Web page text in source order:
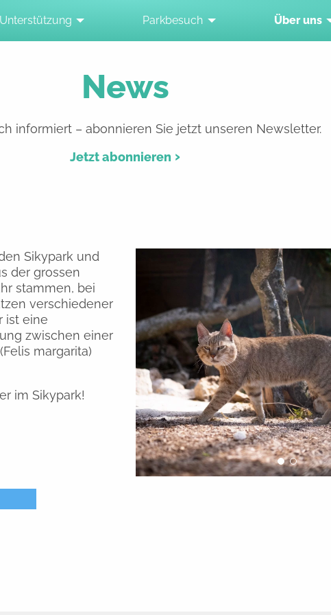
Unterstützung Parkbesuch Über uns
News
informiert – abonnieren Sie jetzt unseren Newsletter.
Jetzt abonnieren
Sikypark und
der grossen
stammen, bei
verschiedener
ist eine
zwischen einer
margarita)
im Sikypark!